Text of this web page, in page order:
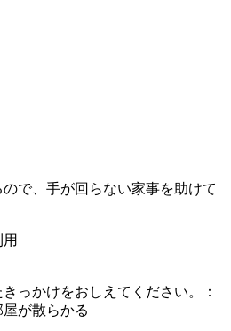
で、手が回らない家事を助けて
っかけをおしえてください。：
が散らかる